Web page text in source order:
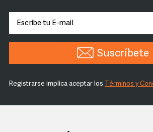
Suscríbete
Registrarse implica aceptar los Términos y